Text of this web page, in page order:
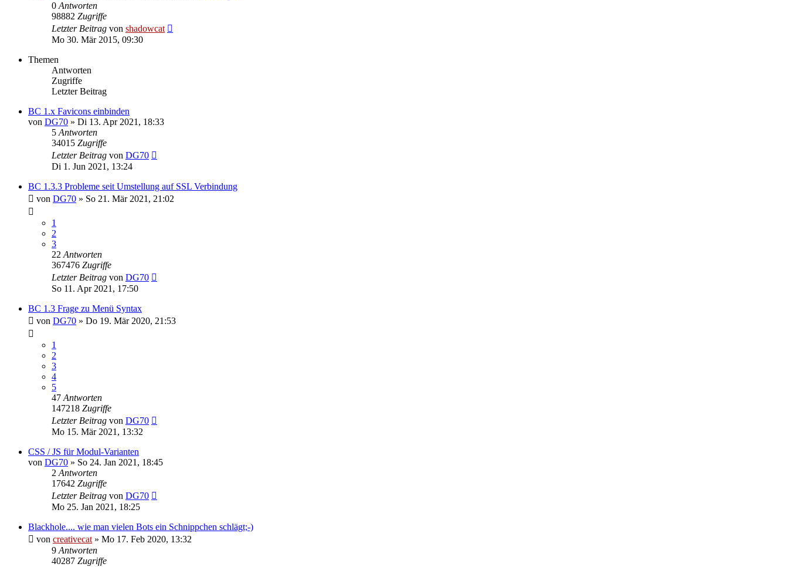
0 Antworten
98882 Zugriffe
Letzter Beitrag von shadowcat
Mo 30. Mär 2015, 09:30
Themen
Antworten
Zugriffe
Letzter Beitrag
BC 1.x Favicons einbinden
von DG70 » Di 13. Apr 2021, 18:33
5 Antworten
34015 Zugriffe
Letzter Beitrag von DG70
Di 1. Jun 2021, 13:24
BC 1.3.3 Probleme seit Umstellung auf SSL Verbindung
von DG70 » So 21. Mär 2021, 21:02
1
2
3
22 Antworten
367476 Zugriffe
Letzter Beitrag von DG70
So 11. Apr 2021, 17:50
BC 1.3 Frage zu Menü Syntax
von DG70 » Do 19. Mär 2020, 21:53
1
2
3
4
5
47 Antworten
147218 Zugriffe
Letzter Beitrag von DG70
Mo 15. Mär 2021, 13:32
CSS / JS für Modul-Varianten
von DG70 » So 24. Jan 2021, 18:45
2 Antworten
17642 Zugriffe
Letzter Beitrag von DG70
Mo 25. Jan 2021, 18:25
Blackhole.... wie man vielen Bots ein Schnippchen schlägt;-)
von creativecat » Mo 17. Feb 2020, 13:32
9 Antworten
40287 Zugriffe